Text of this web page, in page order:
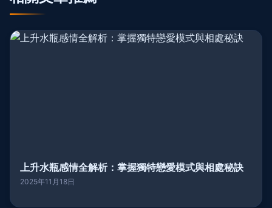
上升水瓶感情全解析：掌握獨特戀愛模式與相處秘訣
2025年11月18日